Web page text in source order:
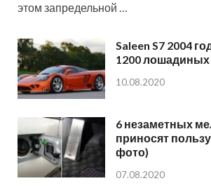
этом запредельной …
Saleen S7 2004
1200 лошадиных
10.08.2020
6 незаметных
приносят
фото)
07.08.2020